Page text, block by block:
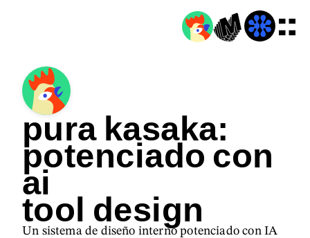
pura kasaka:
potenciado con
ai
tool design
Un sistema de diseño interno potenciado con IA